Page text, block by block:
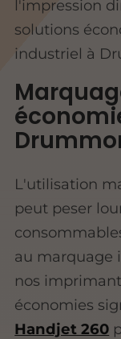
l'impression
solutions
industriel à
L'utilisation
peut peser
au marquage
nos
économies
Handjet 260